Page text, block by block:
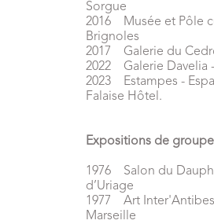
Sorgue
2016 Musée et Pôle
Brignoles
2017 Galerie du
2022 Galerie Davelia
2023 Estampes -
Falaise Hôtel.
Expositions de
1976 Salon du
d’Uriage
1977 Art
Marseille